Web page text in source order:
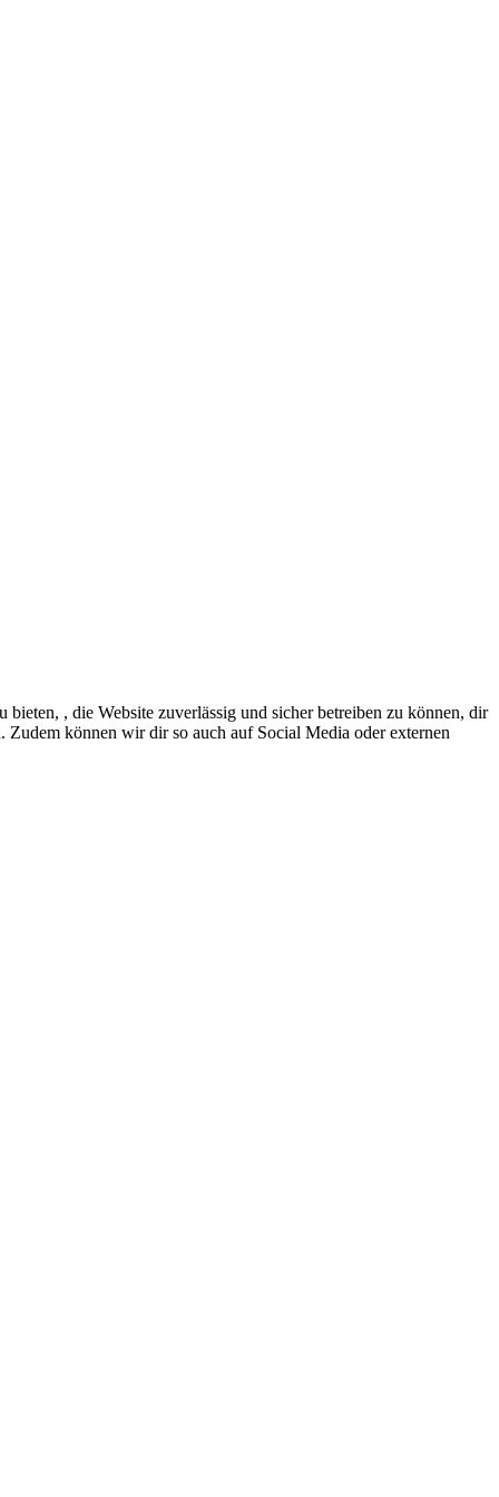
, die Website zuverlässig und sicher betreiben zu können, dir
Zudem können wir dir so auch auf Social Media oder externen